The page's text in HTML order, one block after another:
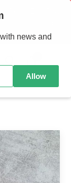
Por MENOR se
pedidos por
del pedido
news and
Allow